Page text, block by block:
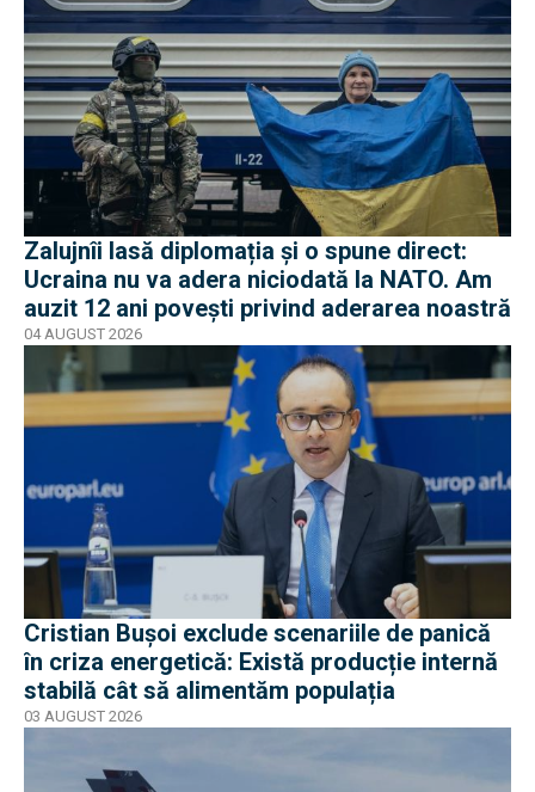
Zalujnîi lasă diplomația și o spune direct:
Ucraina nu va adera niciodată la NATO. Am
auzit 12 ani povești privind aderarea noastră
04 AUGUST 2026
Cristian Bușoi exclude scenariile de panică
în criza energetică: Există producție internă
stabilă cât să alimentăm populația
03 AUGUST 2026